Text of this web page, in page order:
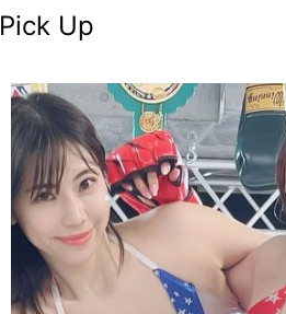
gravure-grazie
Pick Up